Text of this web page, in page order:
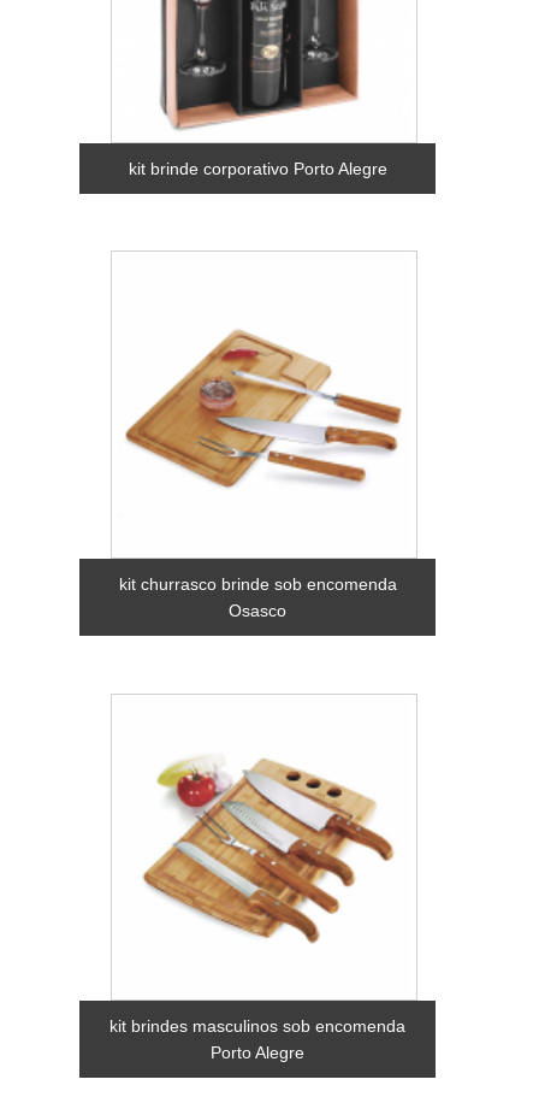
kit brinde corporativo Porto Alegre
kit churrasco brinde sob encomenda
Osasco
kit brindes masculinos sob encomenda
Porto Alegre